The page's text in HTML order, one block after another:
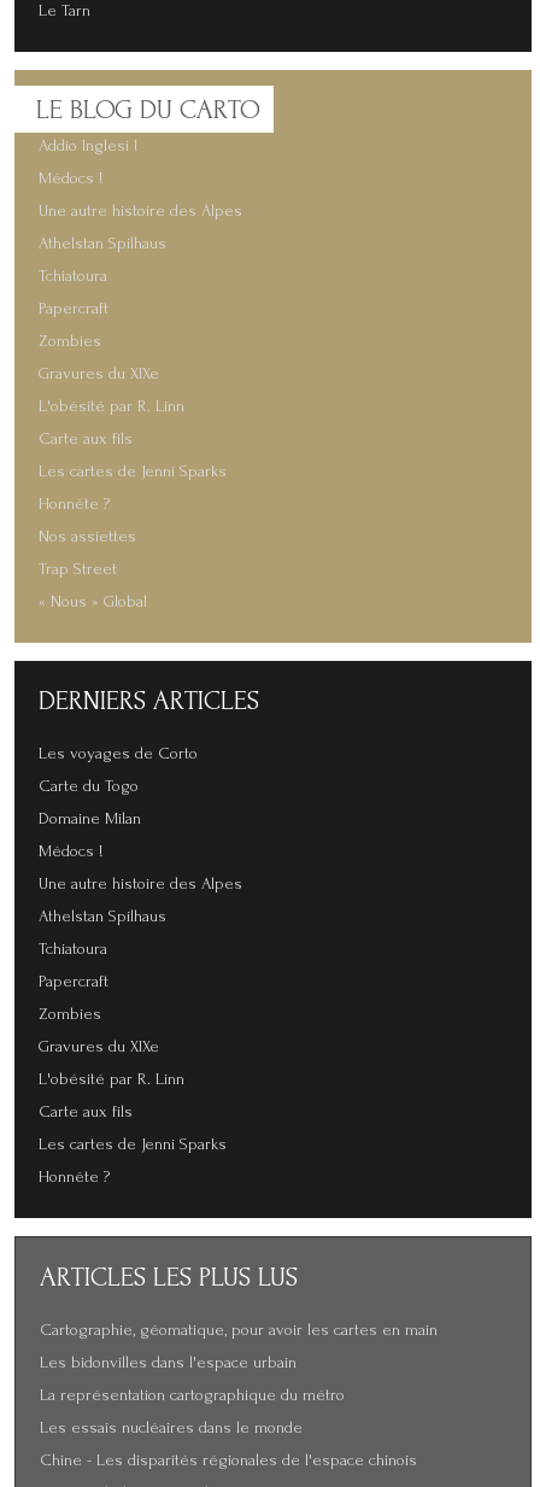
Le Tarn
LE BLOG DU CARTO
Addio Inglesi !
Médocs !
Une autre histoire des Alpes
Athelstan Spilhaus
Tchiatoura
Papercraft
Zombies
Gravures du XIXe
L'obésité par R. Linn
Carte aux fils
Les cartes de Jenni Sparks
Honnête ?
Nos assiettes
Trap Street
« Nous » Global
DERNIERS ARTICLES
Les voyages de Corto
Carte du Togo
Domaine Milan
Médocs !
Une autre histoire des Alpes
Athelstan Spilhaus
Tchiatoura
Papercraft
Zombies
Gravures du XIXe
L'obésité par R. Linn
Carte aux fils
Les cartes de Jenni Sparks
Honnête ?
ARTICLES LES PLUS LUS
Cartographie, géomatique, pour avoir les cartes en main
Les bidonvilles dans l'espace urbain
La représentation cartographique du métro
Les essais nucléaires dans le monde
Chine - Les disparités régionales de l'espace chinois